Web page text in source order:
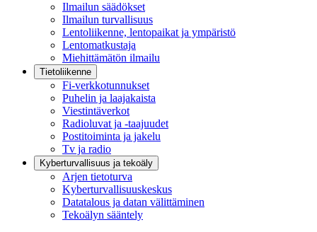
Ilmailun säädökset
Ilmailun turvallisuus
Lentoliikenne, lentopaikat ja ympäristö
Lentomatkustaja
Miehittämätön ilmailu
Tietoliikenne
Fi-verkkotunnukset
Puhelin ja laajakaista
Viestintäverkot
Radioluvat ja -taajuudet
Postitoiminta ja jakelu
Tv ja radio
Kyberturvallisuus ja tekoäly
Arjen tietoturva
Kyberturvallisuuskeskus
Datatalous ja datan välittäminen
Tekoälyn sääntely